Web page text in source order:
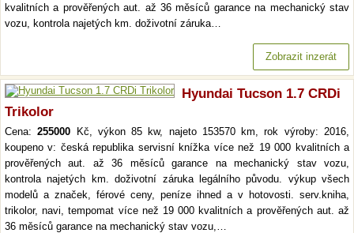
kvalitních a prověřených aut. až 36 měsíců garance na mechanický stav
vozu, kontrola najetých km. doživotní záruka…
Zobrazit inzerát
Hyundai Tucson 1.7 CRDi
Trikolor
Cena:255000 Kč, výkon 85 kw, najeto 153570 km, rok výroby: 2016,
koupeno v: česká republika servisní knížka více než 19 000 kvalitních a
prověřených aut. až 36 měsíců garance na mechanický stav vozu,
kontrola najetých km. doživotní záruka legálního původu. výkup všech
modelů a značek, férové ceny, peníze ihned a v hotovosti. serv.kniha,
trikolor, navi, tempomat více než 19 000 kvalitních a prověřených aut. až
36 měsíců garance na mechanický stav vozu,…